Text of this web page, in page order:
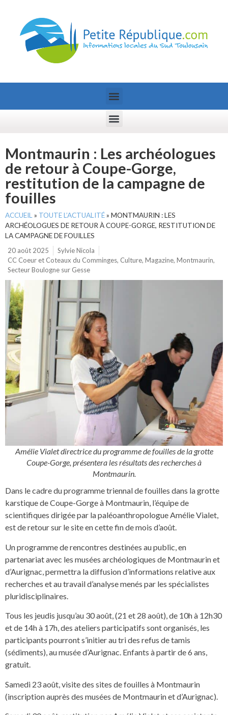
Montmaurin : Les archéologues
de retour à Coupe-Gorge,
restitution de la campagne de
fouilles
ACCUEIL » TOUTE L’ACTUALITÉ» MONTMAURIN : LES
ARCHÉOLOGUES DE RETOUR À COUPE-GORGE, RESTITUTION DE
LA CAMPAGNE DE FOUILLES
20 août 2025
Sylvie Nicola
CC Coeur et Coteaux du Comminges, Culture, Magazine, Montmaurin,
Secteur Boulogne sur Gesse
Amélie Vialet directrice du programme de fouilles de la grotte
Coupe-Gorge, présentera les résultats des recherches à
Montmaurin.
Dans le cadre du programme triennal de fouilles dans la grotte
karstique de Coupe-Gorge à Montmaurin, l’équipe de
scientifiques dirigée par la paléoanthropologue Amélie Vialet,
est de retour sur le site en cette fin de mois d’août.
Un programme de rencontres destinées au public, en
partenariat avec les musées archéologiques de Montmaurin et
d’Aurignac, permettra la diffusion d’informations relative aux
recherches et au travail d’analyse menés par les spécialistes
pluridisciplinaires.
Tous les jeudis jusqu’au 30 août, (21 et 28 août), de 10h à 12h30
et de 14h à 17h, des ateliers participatifs sont organisés, les
participants pourront s’initier au tri des refus de tamis
(sédiments), au musée d’Aurignac. Enfants à partir de 6 ans,
gratuit.
Samedi 23 août, visite des sites de fouilles à Montmaurin
(inscription auprès des musées de Montmaurin et d’Aurignac).